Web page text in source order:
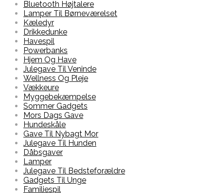
Bluetooth Højtalere
Lamper Til Børneværelset
Kæledyr
Drikkedunke
Havespil
Powerbanks
Hjem Og Have
Julegave Til Veninde
Wellness Og Pleje
Vækkeure
Myggebekæmpelse
Sommer Gadgets
Mors Dags Gave
Hundeskåle
Gave Til Nybagt Mor
Julegave Til Hunden
Dåbsgaver
Lamper
Julegave Til Bedsteforældre
Gadgets Til Unge
Familiespil